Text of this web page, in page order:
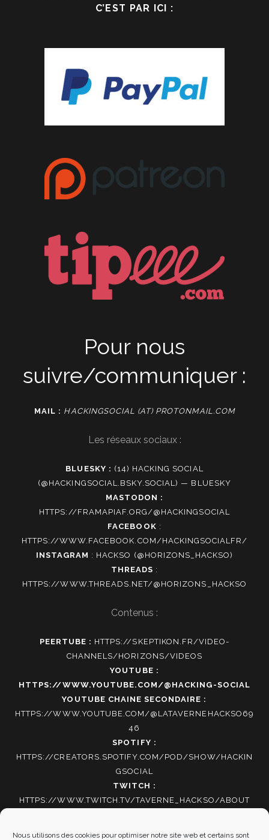
Nous utilisons des cookies pour optimiser notre site web et certains sont
C’EST PAR ICI :
Pour nous
suivre/communiquer :
MAIL : HACKINGSOCIAL (AT) PROTONMAIL.COM
Les réseaux sociaux :
BLUESKY : (14) HACKING SOCIAL
(@HACKINGSOCIAL.BSKY.SOCIAL) — BLUESKY
MASTODON :
HTTPS://FRAMAPIAF.ORG/@HACKINGSOCIAL
FACEBOOK :
HTTPS://WWW.FACEBOOK.COM/HACKINGSOCIALFR/
INSTAGRAM : HACKSO (@HORIZONS_HACKSO)
THREADS :
HTTPS://WWW.THREADS.NET/@HORIZONS_HACKSO
Contenus :
PEERTUBE : HTTPS://SKEPTIKON.FR/VIDEO-
CHANNELS/HORIZONS/VIDEOS
YOUTUBE :
HTTPS://WWW.YOUTUBE.COM/@HACKING-SOCIAL
YOUTUBE CHAINE SECONDAIRE :
HTTPS://WWW.YOUTUBE.COM/@LATAVERNEHACKSO69
46
SPOTIFY :
HTTPS://CREATORS.SPOTIFY.COM/POD/SHOW/HACKIN
GSOCIAL
TWITCH :
HTTPS://WWW.TWITCH.TV/TAVERNE_HACKSO/ABOUT